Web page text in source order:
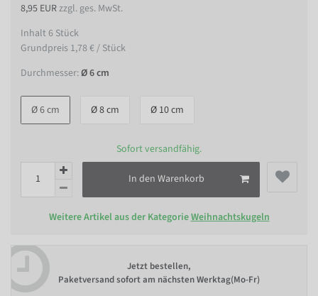
8,95 EURzzgl. ges. MwSt.
Inhalt6 Stück
Grundpreis 1,78 € / Stück
Durchmesser:Ø 6 cm
Ø 6 cm Ø 8 cm Ø 10 cm
Sofort versandfähig.
In den Warenkorb
Weitere Artikel aus der KategorieWeihnachtskugeln
Jetzt bestellen,
Paketversand sofort am nächsten Werktag(Mo-Fr)